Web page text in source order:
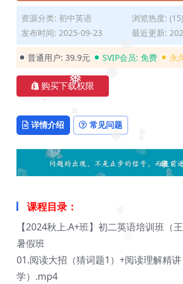
❅
❅
❅
❅
❅
❅
❅
❅
❅
❅
❅
资源分类: 初中英语
浏览热度: (15)
发布时间: 2025-09-23
最近更新:
普通用户: 39.9元 SVIP会员: 免费 永
购买下载权限
详情介绍 常见问题
课程目录：
【2024秋上.A+班】初二英语培训班（王
暑假班
01.阅读大招（猜词题1）+阅读理解精
学）.mp4